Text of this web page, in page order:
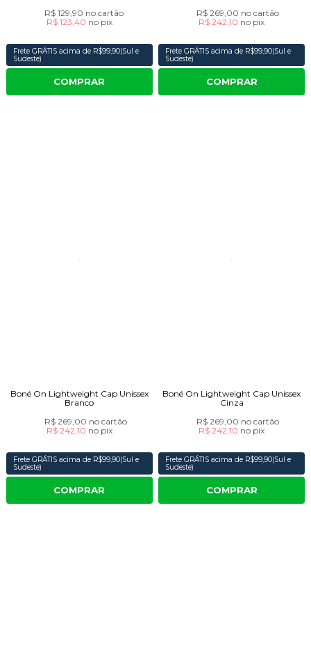
R$ 129,90 no cartão
R$ 123,40 no pix
Frete GRÁTIS acima de R$99,90(Sul e
Sudeste)
COMPRAR
R$ 269,00 no cartão
R$ 242,10 no pix
Frete GRÁTIS acima de R$99,90(Sul e
Sudeste)
COMPRAR
Boné On Lightweight Cap Unissex
Branco
R$ 269,00 no cartão
R$ 242,10 no pix
Frete GRÁTIS acima de R$99,90(Sul e
Sudeste)
COMPRAR
Boné On Lightweight Cap Unissex
Cinza
R$ 269,00 no cartão
R$ 242,10 no pix
Frete GRÁTIS acima de R$99,90(Sul e
Sudeste)
COMPRAR